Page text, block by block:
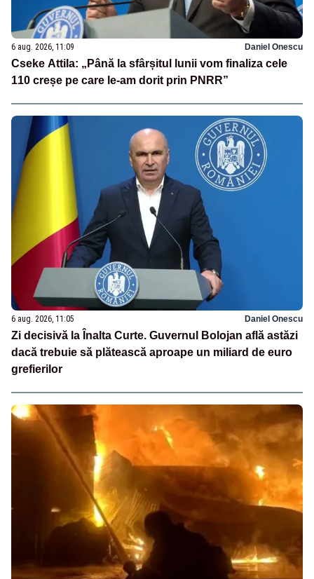
6 aug. 2026, 11:09 Daniel Onescu
Cseke Attila: „Până la sfârșitul lunii vom finaliza cele
110 creșe pe care le-am dorit prin PNRR”
6 aug. 2026, 11:05 Daniel Onescu
Zi decisivă la Înalta Curte. Guvernul Bolojan află astăzi
dacă trebuie să plătească aproape un miliard de euro
grefierilor